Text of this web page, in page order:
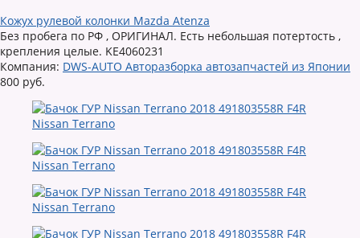
Кожух рулевой колонки Mazda Atenza
Без пробега по РФ , ОРИГИНАЛ. Есть небольшая потертость ,
крепления целые. KE4060231
Компания: DWS-AUTO Авторазборка автозапчастей из Японии
800 руб.